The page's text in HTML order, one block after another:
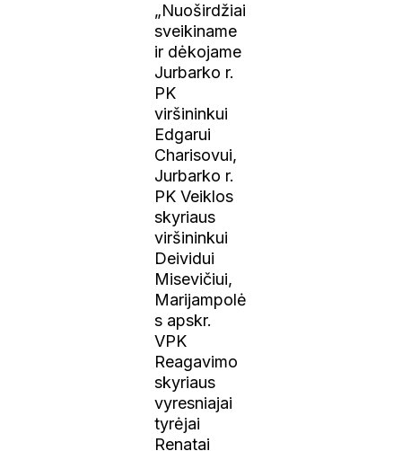
„Nuoširdžiai
sveikiname
ir dėkojame
Jurbarko r.
PK
viršininkui
Edgarui
Charisovui,
Jurbarko r.
PK Veiklos
skyriaus
viršininkui
Deividui
Misevičiui,
Marijampolė
s apskr.
VPK
Reagavimo
skyriaus
vyresniajai
tyrėjai
Renatai